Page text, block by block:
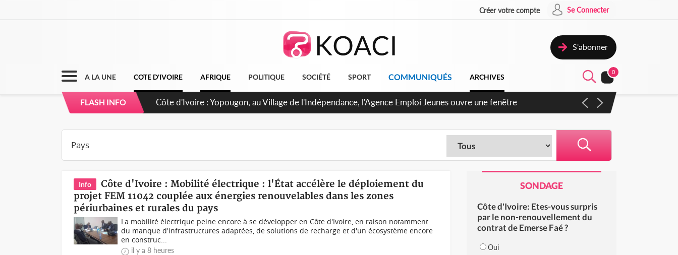
Créer votre compte Se Connecter
S'abonner
A LA UNE COTE D'IVOIRE AFRIQUE POLITIQUE SOCIÉTÉ SPORT COMMUNIQUÉS ARCHIVES
0
FLASH INFO
Côte d'Ivoire : CHU de Treichville, après la fronde, les agents contractuels obtiennent un accord avec la
Info
Côte d'Ivoire : Mobilité électrique : l'État accélère le déploiement du
projet FEM 11042 couplée aux énergies renouvelables dans les zones
périurbaines et rurales du pays
La mobilité électrique peine encore à se développer en Côte d'Ivoire, en raison notamment
du manque d'infrastructures adaptées, de solutions de recharge et d'un écosystème encore
en construc...
il y a 8 heures
SONDAGE
Côte d'Ivoire: Etes-vous surpris
par le non-renouvellement du
contrat de Emerse Faé ?
Oui